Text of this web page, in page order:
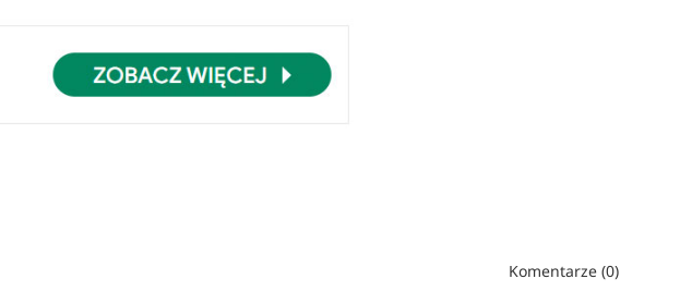
Komentarze (0)